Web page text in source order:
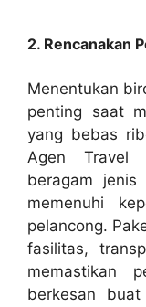
2. Rencanakan
Menentukan
penting saat
yang bebas
Agen Travel
beragam
memenuhi
pelancong.
fasilitas,
memastikan
berkesan